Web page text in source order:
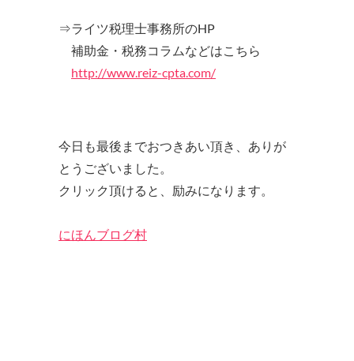
⇒ライツ税理士事務所のHP
補助金・税務コラムなどはこちら
http://www.reiz-cpta.com/
今日も最後までおつきあい頂き、ありが
とうございました。
クリック頂けると、励みになります。
にほんブログ村